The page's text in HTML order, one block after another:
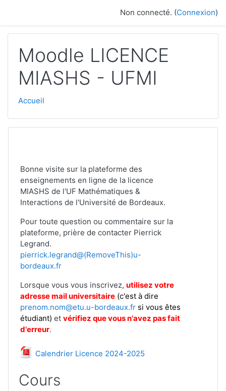
Non connecté. (Connexion)
Moodle LICENCE
MIASHS - UFMI
Accueil
Bonne visite sur la plateforme des
enseignements en ligne de la licence
MIASHS de l'UF Mathématiques &
Interactions de l'Université de Bordeaux.
Pour toute question ou commentaire sur la
plateforme, prière de contacter Pierrick
Legrand.
pierrick.legrand@(RemoveThis)u-
bordeaux.fr
Lorsque vous vous inscrivez, utilisez votre
adresse mailuniversitaire (c'est à dire
prenom.nom@etu.u-bordeaux.fr si vous êtes
étudiant) et vérifiez que vous n'avez pas fait
d'erreur.
Calendrier Licence 2024-2025
Fichier
Cours